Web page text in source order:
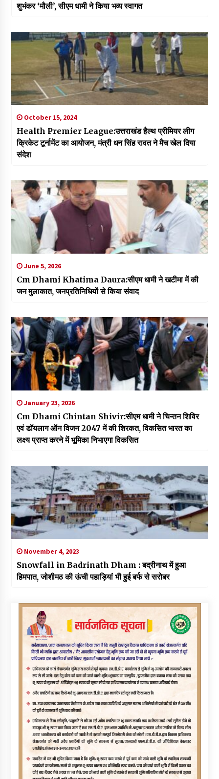
शुभंकर ‘मौली’, सीएम धामी ने किया भव्य स्वागत
October 15, 2024
Health Premier League:उत्तराखंड हैल्थ प्रीमियर लीग
क्रिकेट टूर्नामेंट का आयोजन, मंत्री धन सिंह रावत ने मैच खेल दिया
संदेश
June 5, 2026
Cm Dhami Khatima Daura:सीएम धामी ने खटीमा में की
जन मुलाकात, जनप्रतिनिधियों से किया संवाद
January 23, 2026
Cm Dhami Chintan Shivir:सीएम धामी ने चिन्तन शिविर
एवं डॉयलाग ऑन विजन 2047 में की शिरकत, विकसित भारत का
लक्ष्य प्राप्त करने में भूमिका निभाएगा विकसित
November 4, 2023
Snowfall in Badrinath Dham : बद्रीनाथ में हुआ
हिमपात, जोशीमठ की ऊंची पहाड़ियां भी हुई बर्फ से सरोबर